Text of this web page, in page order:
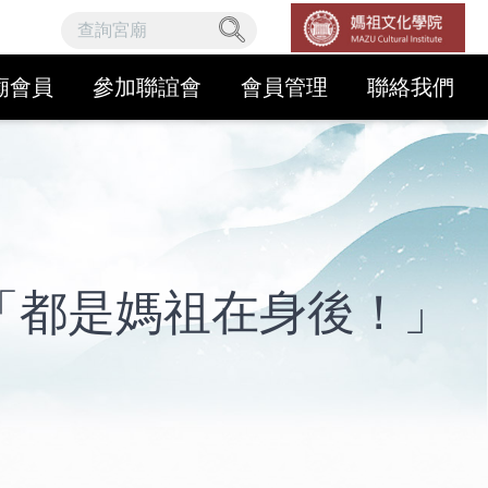
會員 參加聯誼會 會員管理 聯絡我們
是媽祖在身後！」